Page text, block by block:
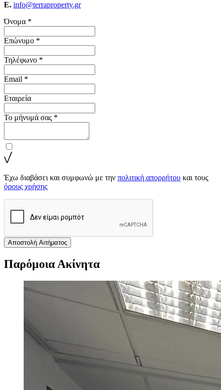
E. info@terraproperty.gr
Όνομα *
Επώνυμο *
Τηλέφωνο *
Email *
Εταιρεία
Το μήνυμά σας *
Έχω διαβάσει και συμφωνώ με την πολιτική απορρήτου και τους
όρους χρήσης
Αποστολή Αιτήματος
Παρόμοια Ακίνητα